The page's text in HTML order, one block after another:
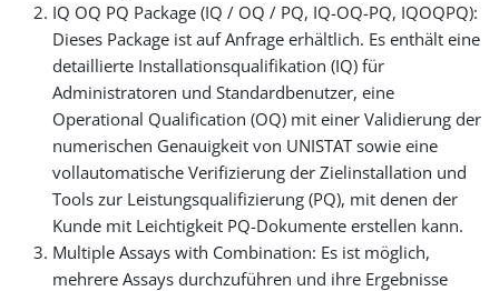
IQ OQ PQ Package (IQ / OQ / PQ, IQ-OQ-PQ, IQOQPQ):
Dieses Package ist auf Anfrage erhältlich. Es enthält eine
detaillierte Installationsqualifikation (IQ) für
Administratoren und Standardbenutzer, eine
Operational Qualification (OQ) mit einer Validierung der
numerischen Genauigkeit von UNISTAT sowie eine
vollautomatische Verifizierung der Zielinstallation und
Tools zur Leistungsqualifizierung (PQ), mit denen der
Kunde mit Leichtigkeit PQ-Dokumente erstellen kann.
Multiple Assays with Combination: Es ist möglich,
mehrere Assays durchzuführen und ihre Ergebnisse